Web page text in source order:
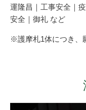
運隆昌｜工事安全｜
安全｜御礼 など
※護摩札1体につき、